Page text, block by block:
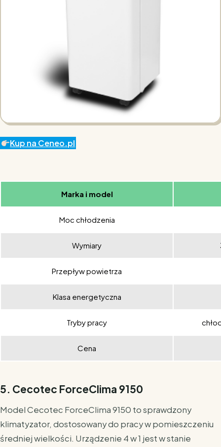
Kup na Ceneo.pl
Marka i model
Moc chłodzenia
Wymiary
Przepływ powietrza
Klasa energetyczna
Tryby pracy
Cena
5. Cecotec ForceClima 9150
Model Cecotec ForceClima 9150 to sprawdzony
klimatyzator, dostosowany do pracy w pomieszczeniu
średniej wielkości. Urządzenie 4 w 1 jest w stanie